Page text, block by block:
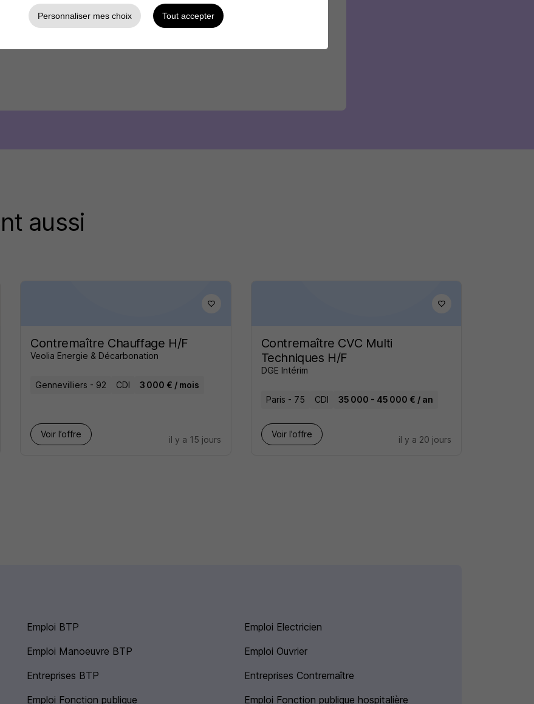
aussi
Contremaître Chauffage H/F
Veolia Energie & Décarbonation
Gennevilliers - 92 CDI 3 000 € / mois
Voir l’offre
il y a 15 jours
Contremaître CVC Multi
Techniques H/F
DGE Intérim
Paris - 75 CDI 35 000 - 45 000 € / an
Voir l’offre
il y a 20 jours
Emploi BTP
Emploi Electricien
Emploi Manoeuvre BTP
Emploi Ouvrier
Entreprises BTP
Entreprises Contremaître
Emploi Fonction publique Emploi Fonction publique hospitalière
Personnaliser mes choix Tout accepter